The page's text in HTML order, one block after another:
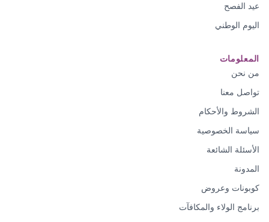
عيد الفصح
اليوم الوطني
المعلومات
من نحن
تواصل معنا
الشروط والأحكام
سياسة الخصوصية
الأسئلة الشائعة
المدونة
كوبونات وعروض
برنامج الولاء والمكافآت